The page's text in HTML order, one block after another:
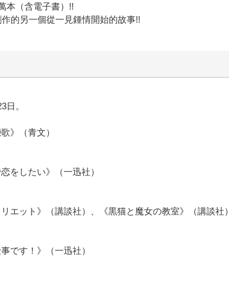
本（含電子書）!!
的另一個從一見鍾情開始的故事!!
日。
》（青文）
をしたい》（一迅社）
エット》（講談社）、《黒猫と魔女の教室》（講談社）
です！》（一迅社）